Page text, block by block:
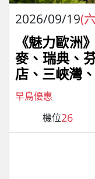
2026/09/19(
《魅力歐洲
麥、瑞典、
店、三峽灣
早鳥優惠
機位26